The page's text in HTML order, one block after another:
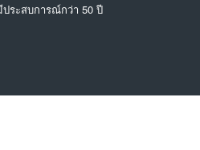
ระสบการณ์กว่า 50 ปี